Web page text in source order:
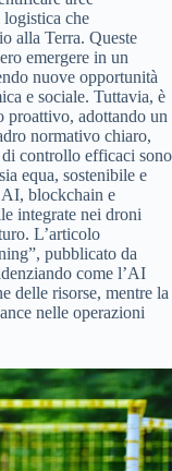
che
alla Terra. Queste
emergere in un
nuove opportunità
e sociale. Tuttavia, è
proattivo, adottando un
normativo chiaro,
controllo efficaci sono
equa, sostenibile e
blockchain e
integrate nei droni
L’articolo
pubblicato da
come l’AI
delle risorse, mentre la
nelle operazioni